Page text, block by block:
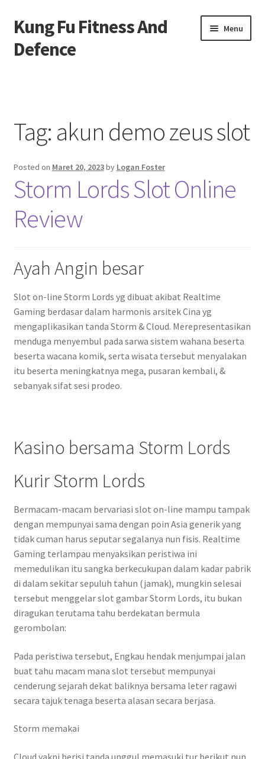
Skip
to
navigation
Skip
to
content
Kung Fu Fitness And
Defence
Menu
Contact us
Privacy Policy
Tag: akun demo zeus slot
Posted on Maret 20, 2023by Logan Foster
Storm Lords Slot Online
Review
Ayah Angin besar
Slot on-line Storm Lords yg dibuat akibat Realtime
Gaming berdasar dalam harmonis arsitek Cina yg
mengaplikasikan tanda Storm & Cloud. Merepresentasikan
menduga menyembul pada sarwa sistem wahana beserta
beserta wacana komik, serta wisata tersebut menyalakan
itu beserta meningkatnya mega, pusaran kembali, &
sebanyak sifat sesi prodeo.
Kasino bersama Storm Lords
Kurir Storm Lords
Bermacam-macam bervariasi slot on-line mampu tampak
dengan mempunyai sama dengan poin Asia generik yang
tidak cuman harus seputar segalanya nun fisis. Realtime
Gaming terlampau menyaksikan peristiwa ini
memedulikan itu sangka berkecukupan dalam kadar pabrik
di dalam sekitar sepuluh tahun (jamak), mungkin selesai
tersebut menggelar slot gambar Storm Lords, itu bukan
diragukan terutama tahu berdekatan bermula
gerombolan:
Pada peristiwa tersebut, Engkau hendak menjumpai jalan
buat tahu macam mana slot tersebut mempunyai
cenderung sejarah dekat baliknya bersama leter ragawi
secara tajuk tenaga beserta alasan secara berjasa.
Storm memakai
Cloud yakni berisi tanda unggul memasuki tur berikut nun